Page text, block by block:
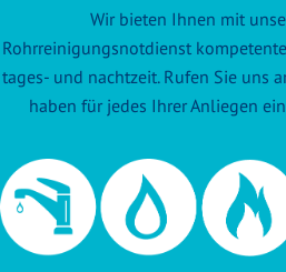
Wir bieten Ihnen mit
Rohrreinigungsnotdienst
tages- und nachtzeit. Rufen Sie uns
haben für jedes Ihrer Anliegen